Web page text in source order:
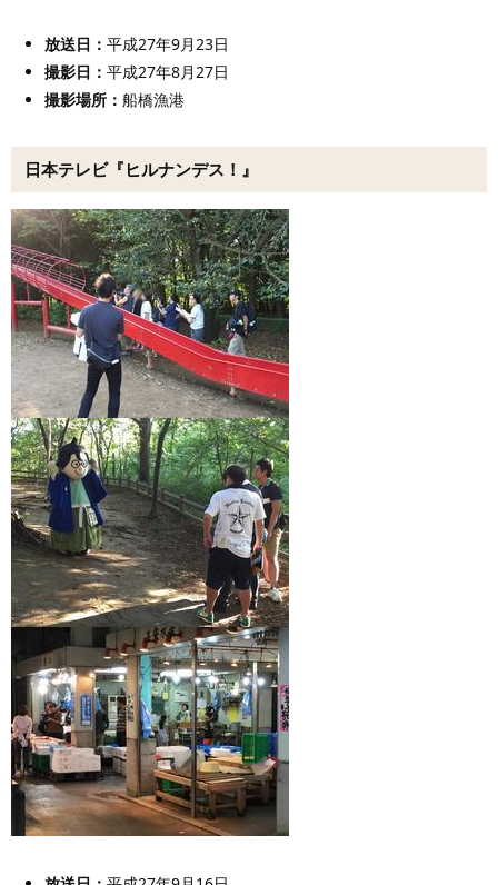
放送日： 平成27年9月23日
撮影日： 平成27年8月27日
撮影場所： 船橋漁港
日本テレビ『ヒルナンデス！』